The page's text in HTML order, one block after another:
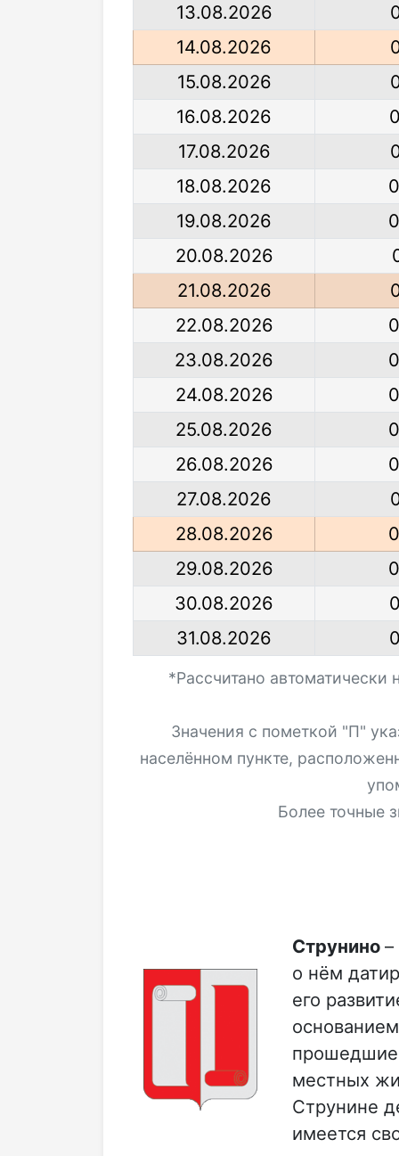
13.08.2026
14.08.2026
15.08.2026
16.08.2026
17.08.2026
18.08.2026
19.08.2026
20.08.2026
21.08.2026
22.08.2026
23.08.2026
24.08.2026
25.08.2026
26.08.2026
27.08.2026
28.08.2026
29.08.2026
30.08.2026
31.08.2026
*Рассчитано
Значения с пометкой "П"
населённом пункте,
Более точные
Струнино
о нём
его
прошедшие
местных
Струнине
имеется